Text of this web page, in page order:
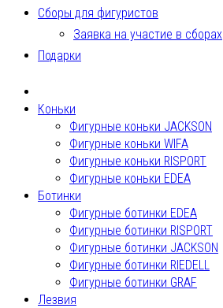
Сборы для фигуристов
Заявка на участие в сборах
Подарки
Коньки
Фигурные коньки JACKSON
Фигурные коньки WIFA
Фигурные коньки RISPORT
Фигурные коньки EDEA
Ботинки
Фигурные ботинки EDEA
Фигурные ботинки RISPORT
Фигурные ботинки JACKSON
Фигурные ботинки RIEDELL
Фигурные ботинки GRAF
Лезвия